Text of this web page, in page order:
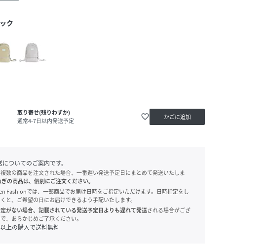
ク
取り寄せ(残りわずか)
通常4-7日以内発送予定
favorite_border かごに追加
ついてのご案内です。
数の商品を注文された場合、一番遅い発送予定日にまとめて発送いたしま
ぎの商品は、個別にご注文ください。
Fashionでは、一部商品でお届け日時をご指定いただけます。日時指定をし
と、ご希望の日にお届けできるよう手配いたします。
がない場合、記載されている発送予定日よりも遅れて発送される場合がござ
、あらかじめご了承ください。
上の購入で送料無料